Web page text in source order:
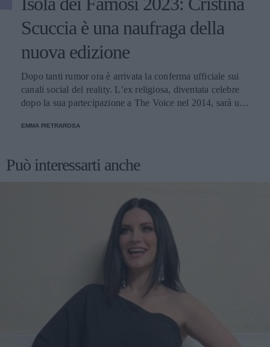
Scuccia è una naufraga della
nuova edizione
Dopo tanti rumor ora è arrivata la conferma ufficiale sui
canali social del reality. L’ex religiosa, diventata celebre
dopo la sua partecipazione a The Voice nel 2014, sarà una
EMMA PIETRAROSA
Può interessarti anche